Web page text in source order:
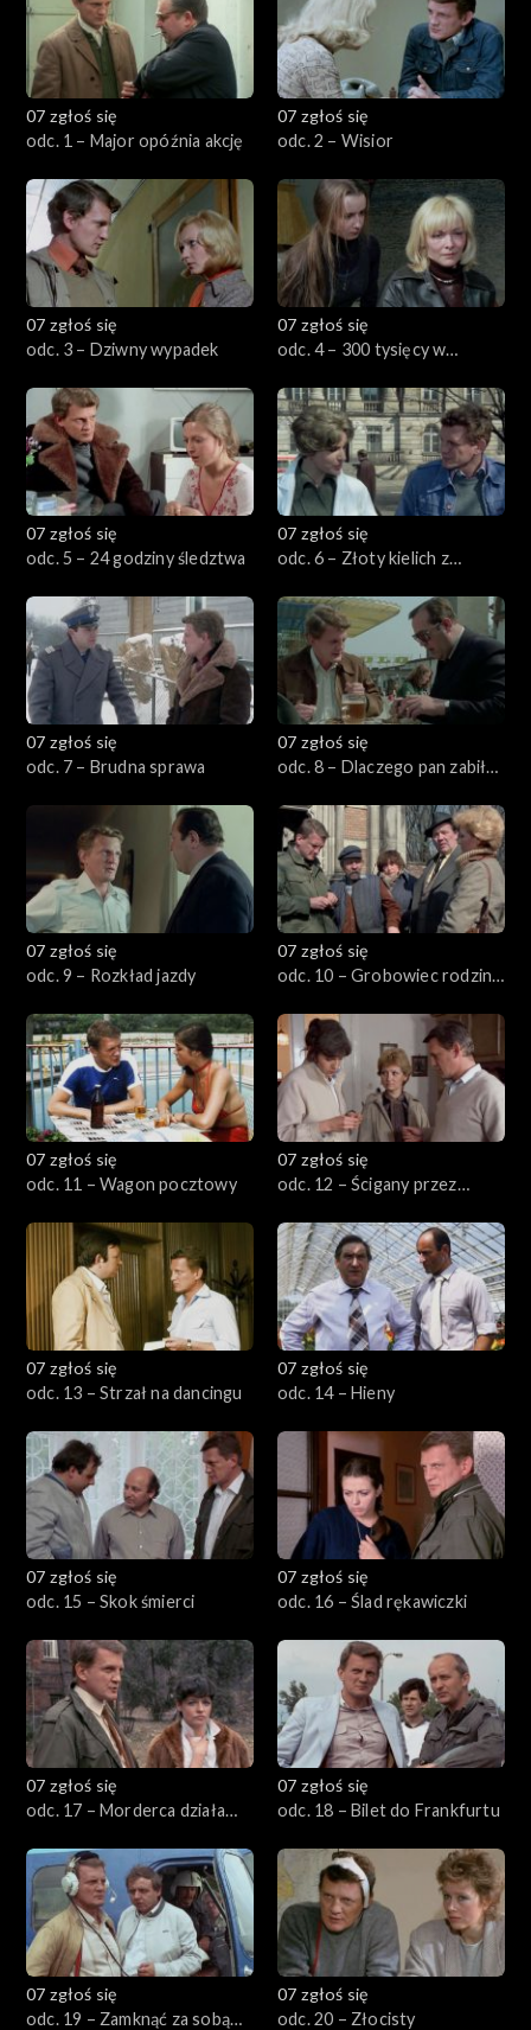
07 zgłoś się
odc. 1 – Major opóźnia akcję
07 zgłoś się
odc. 2 – Wisior
07 zgłoś się
odc. 3 – Dziwny wypadek
07 zgłoś się
odc. 4 – 300 tysięcy w
07 zgłoś się
odc. 5 – 24 godziny śledztwa
07 zgłoś się
odc. 6 – Złoty kielich z
07 zgłoś się
odc. 7 – Brudna sprawa
07 zgłoś się
odc. 8 – Dlaczego pan zabił
07 zgłoś się
odc. 9 – Rozkład jazdy
07 zgłoś się
odc. 10 – Grobowiec rodziny
07 zgłoś się
odc. 11 – Wagon pocztowy
07 zgłoś się
odc. 12 – Ścigany przez
07 zgłoś się
odc. 13 – Strzał na dancingu
07 zgłoś się
odc. 14 – Hieny
07 zgłoś się
odc. 15 – Skok śmierci
07 zgłoś się
odc. 16 – Ślad rękawiczki
07 zgłoś się
odc. 17 – Morderca działa
07 zgłoś się
odc. 18 – Bilet do Frankfurtu
07 zgłoś się
odc. 19 – Zamknąć za sobą
07 zgłoś się
odc. 20 – Złocisty